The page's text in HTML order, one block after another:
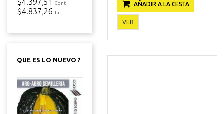
$4.397,51 Cont
$4.837,26 Tarj
QUE ES LO NUEVO ?
AÑADIR A LA CESTA
VER